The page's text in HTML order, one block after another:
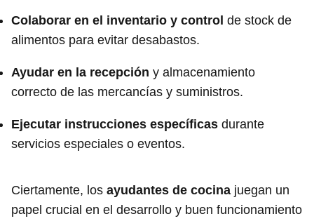
Colaborar en el inventario y control de stock de
alimentos para evitar desabastos.
Ayudar en la recepción y almacenamiento
correcto de las mercancías y suministros.
Ejecutar instrucciones específicas durante
servicios especiales o eventos.
Ciertamente, los ayudantes de cocina juegan un
papel crucial en el desarrollo y buen funcionamiento